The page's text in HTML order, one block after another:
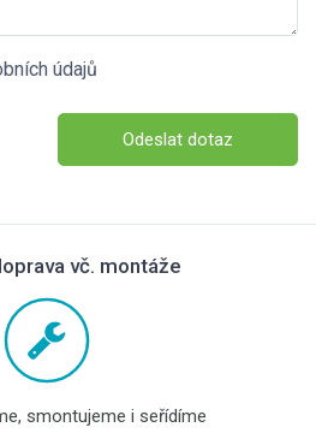
údajů
Odeslat dotaz
vč. montáže
smontujeme i seřídíme